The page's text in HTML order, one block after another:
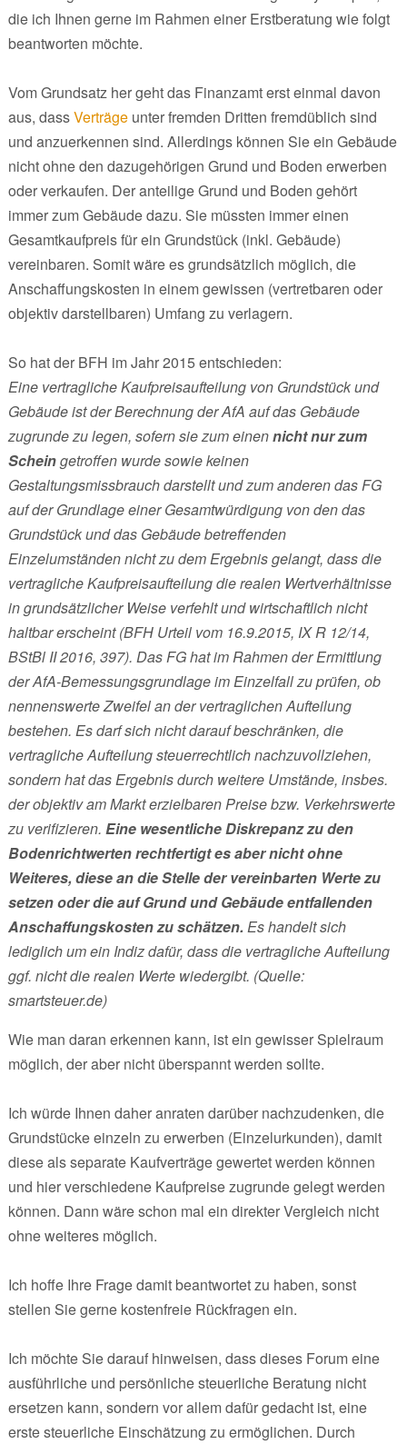
die ich Ihnen gerne im Rahmen einer Erstberatung wie folgt
beantworten möchte.
Vom Grundsatz her geht das Finanzamt erst einmal davon
aus, dassVerträgeunter fremden Dritten fremdüblich sind
und anzuerkennen sind. Allerdings können Sie ein Gebäude
nicht ohne den dazugehörigen Grund und Boden erwerben
oder verkaufen. Der anteilige Grund und Boden gehört
immer zum Gebäude dazu. Sie müssten immer einen
Gesamtkaufpreis für ein Grundstück (inkl. Gebäude)
vereinbaren. Somit wäre es grundsätzlich möglich, die
Anschaffungskosten in einem gewissen (vertretbaren oder
objektiv darstellbaren) Umfang zu verlagern.
So hat der BFH im Jahr 2015 entschieden:
Eine vertragliche Kaufpreisaufteilung von Grundstück und
Gebäude ist der Berechnung der AfA auf das Gebäude
zugrunde zu legen, sofern sie zum einennicht nur zum
Scheingetroffen wurde sowie keinen
Gestaltungsmissbrauch darstellt und zum anderen das FG
auf der Grundlage einer Gesamtwürdigung von den das
Grundstück und das Gebäude betreffenden
Einzelumständen nicht zu dem Ergebnis gelangt, dass die
vertragliche Kaufpreisaufteilung die realen Wertverhältnisse
in grundsätzlicher Weise verfehlt und wirtschaftlich nicht
haltbar erscheint (BFH Urteil vom 16.9.2015, IX R 12/14,
BStBl II 2016, 397). Das FG hat im Rahmen der Ermittlung
der AfA-Bemessungsgrundlage im Einzelfall zu prüfen, ob
nennenswerte Zweifel an der vertraglichen Aufteilung
bestehen. Es darf sich nicht darauf beschränken, die
vertragliche Aufteilung steuerrechtlich nachzuvollziehen,
sondern hat das Ergebnis durch weitere Umstände, insbes.
der objektiv am Markt erzielbaren Preise bzw. Verkehrswerte
zu verifizieren. Eine wesentliche Diskrepanz zu den
Bodenrichtwerten rechtfertigt es aber nicht ohne
Weiteres, diese an die Stelle der vereinbarten Werte zu
setzen oder die auf Grund und Gebäude entfallenden
Anschaffungskosten zu schätzen. Es handelt sich
lediglich um ein Indiz dafür, dass die vertragliche Aufteilung
ggf. nicht die realen Werte wiedergibt. (Quelle:
smartsteuer.de)
Wie man daran erkennen kann, ist ein gewisser Spielraum
möglich, der aber nicht überspannt werden sollte.
Ich würde Ihnen daher anraten darüber nachzudenken, die
Grundstücke einzeln zu erwerben (Einzelurkunden), damit
diese als separate Kaufverträge gewertet werden können
und hier verschiedene Kaufpreise zugrunde gelegt werden
können. Dann wäre schon mal ein direkter Vergleich nicht
ohne weiteres möglich.
Ich hoffe Ihre Frage damit beantwortet zu haben, sonst
stellen Sie gerne kostenfreie Rückfragen ein.
Ich möchte Sie darauf hinweisen, dass dieses Forum eine
ausführliche und persönliche steuerliche Beratung nicht
ersetzen kann, sondern vor allem dafür gedacht ist, eine
erste steuerliche Einschätzung zu ermöglichen. Durch